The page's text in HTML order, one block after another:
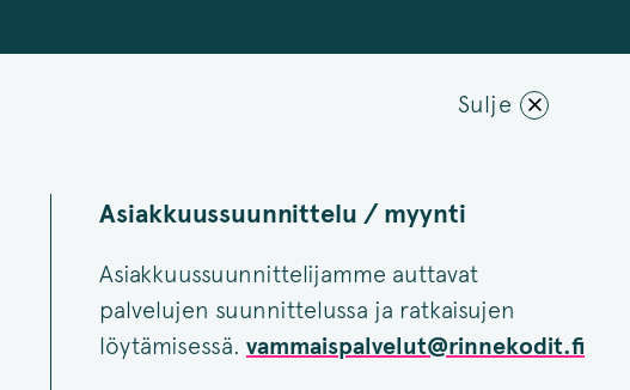
Sulje
Asiakkuussuunnittelu / myynti
Asiakkuussuunnittelijamme auttavat
palvelujen suunnittelussa ja ratkaisujen
löytämisessä. vammaispalvelut@rinnekodit.fi